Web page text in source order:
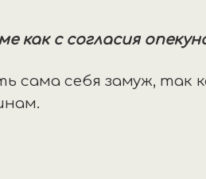
как с согласия
себя замуж, так